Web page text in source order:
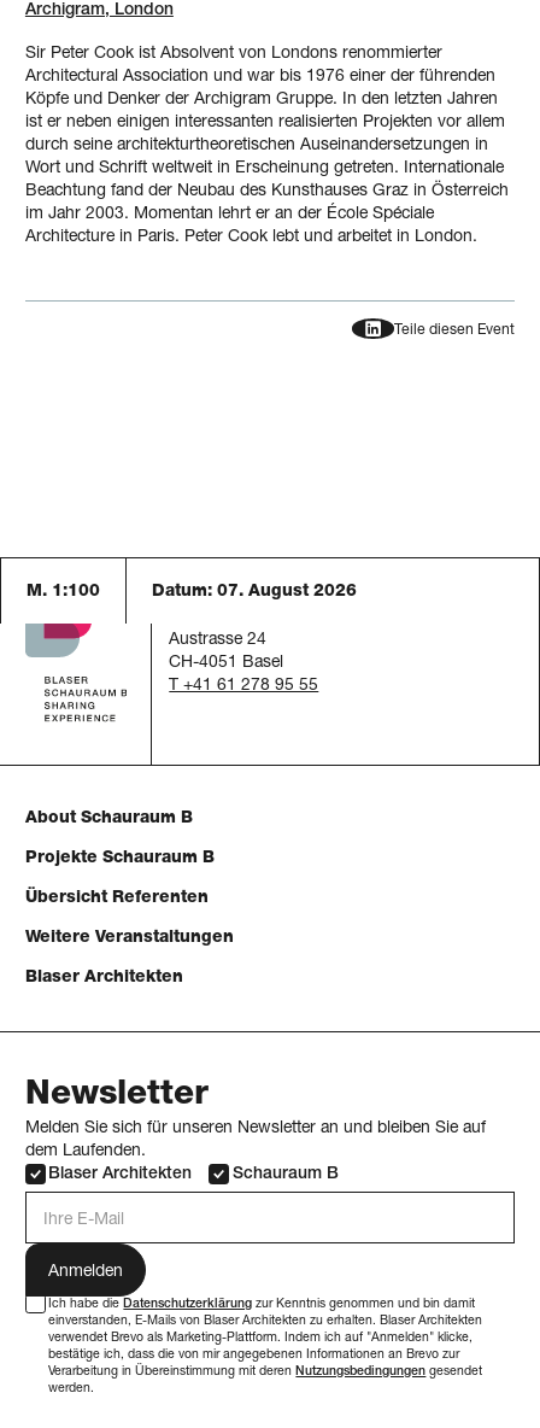
Archigram, London
Sir Peter Cook ist Absolvent von Londons renommierter
Architectural Association und war bis 1976 einer der führenden
Köpfe und Denker der Archigram Gruppe. In den letzten Jahren
ist er neben einigen interessanten realisierten Projekten vor allem
durch seine architekturtheoretischen Auseinandersetzungen in
Wort und Schrift weltweit in Erscheinung getreten. Internationale
Beachtung fand der Neubau des Kunsthauses Graz in Österreich
im Jahr 2003. Momentan lehrt er an der École Spéciale
Architecture in Paris. Peter Cook lebt und arbeitet in London.
Teile diesen Event
M. 1:100 Datum: 07. August 2026
Schauraum B
Austrasse 24
CH-4051 Basel
T +41 61 278 95 55
About Schauraum B
Projekte Schauraum B
Übersicht Referenten
Weitere Veranstaltungen
Blaser Architekten
Newsletter
Melden Sie sich für unseren Newsletter an und bleiben Sie auf
dem Laufenden.
Blaser Architekten
Schauraum B
Ich habe dieDatenschutzerklärung zur Kenntnis genommen und bin damit
einverstanden, E-Mails von Blaser Architekten zu erhalten. Blaser Architekten
verwendet Brevo als Marketing-Plattform. Indem ich auf "Anmelden" klicke,
bestätige ich, dass die von mir angegebenen Informationen an Brevo zur
Verarbeitung in Übereinstimmung mit derenNutzungsbedingungen gesendet
werden.